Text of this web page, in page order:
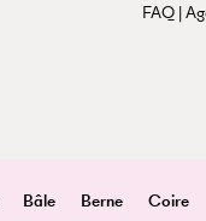
FAQ |
Bâle Berne Coire